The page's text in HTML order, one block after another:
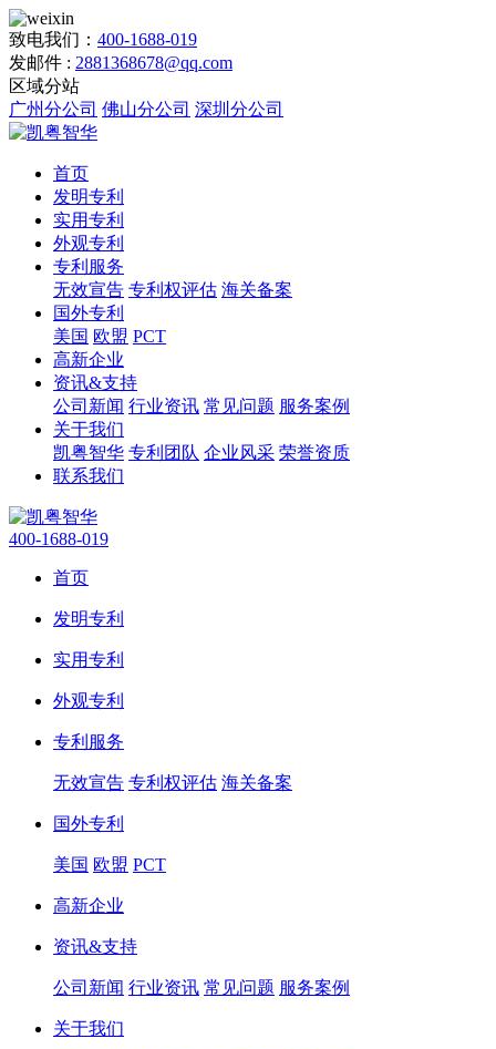
致电我们： 400-1688-019
发邮件 : 2881368678@qq.com
区域分站
广州分公司 佛山分公司 深圳分公司
首页
发明专利
实用专利
外观专利
专利服务
无效宣告 专利权评估 海关备案
国外专利
美国 欧盟 PCT
高新企业
资讯&支持
公司新闻 行业资讯 常见问题 服务案例
关于我们
凯粤智华 专利团队 企业风采 荣誉资质
联系我们
400-1688-019
首页
发明专利
实用专利
外观专利
专利服务
无效宣告 专利权评估 海关备案
国外专利
美国 欧盟 PCT
高新企业
资讯&支持
公司新闻 行业资讯 常见问题 服务案例
关于我们